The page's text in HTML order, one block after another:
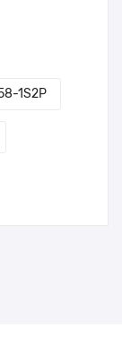
1S2P